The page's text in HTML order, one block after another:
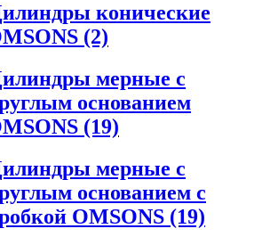
конические
(2)
мерные с
основанием
(19)
мерные с
основанием с
OMSONS (19)